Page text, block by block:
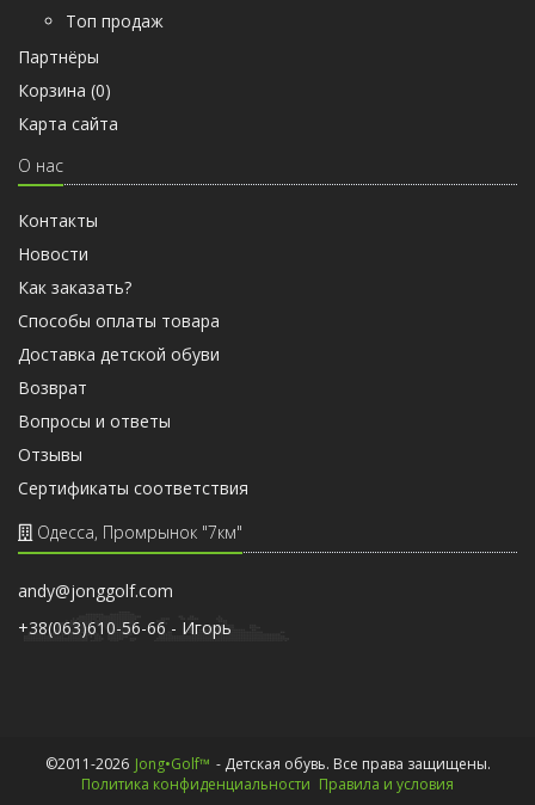
Топ продаж
Партнёры
Корзина (0)
Карта сайта
О нас
Контакты
Новости
Как заказать?
Способы оплаты товара
Доставка детской обуви
Возврат
Вопросы и ответы
Отзывы
Cертификаты соответствия
Одесса, Промрынок "7км"
andy@jonggolf.com
+38(063)610-56-66 - Игорь
©2011-2026 Jong•Golf™ - Детская обувь. Все права защищены.
Политика конфиденциальности Правила и условия